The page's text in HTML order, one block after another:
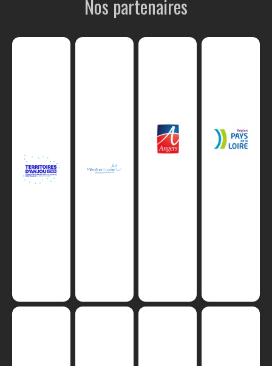
Nos partenaires